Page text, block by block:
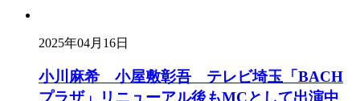
2025年04月16日
小川麻希 小屋敷彰吾 テレビ埼玉「BACH